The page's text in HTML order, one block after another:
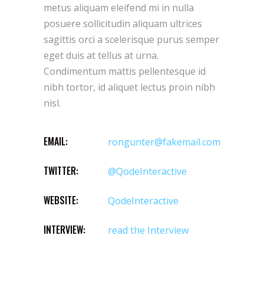
metus aliquam eleifend mi in nulla
posuere sollicitudin aliquam ultrices
sagittis orci a scelerisque purus semper
eget duis at tellus at urna.
Condimentum mattis pellentesque id
nibh tortor, id aliquet lectus proin nibh
nisl.
EMAIL: rongunter@fakemail.com
TWITTER: @QodeInteractive
WEBSITE: QodeInteractive
INTERVIEW: read the Interview